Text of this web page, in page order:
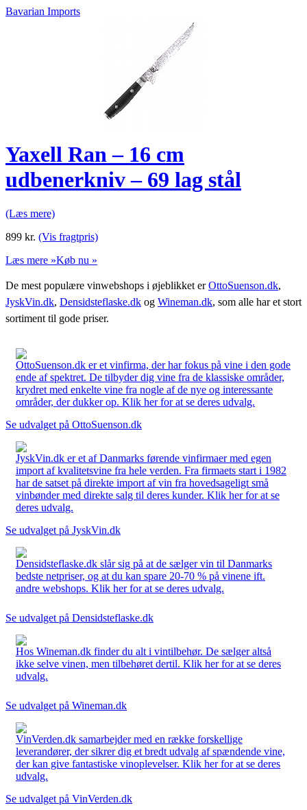
Bavarian Imports
Yaxell Ran – 16 cm
udbenerkniv – 69 lag stål
(Læs mere)
899 kr. (Vis fragtpris)
Læs mere »Køb nu »
De mest populære vinwebshops i øjeblikket erOttoSuenson.dk,
JyskVin.dk, Densidsteflaske.dk og Wineman.dk, som alle har et stort
sortiment til gode priser.
OttoSuenson.dk er et vinfirma, der har fokus på vine i den gode
ende af spektret. De tilbyder dig vine fra de klassiske områder,
krydret med enkelte vine fra nogle af de nye og interessante
områder, der dukker op. Klik her for at se deres udvalg.
Se udvalget på OttoSuenson.dk
JyskVin.dk er et af Danmarks førende vinfirmaer med egen
import af kvalitetsvine fra hele verden. Fra firmaets start i 1982
har de satset på direkte import af vin fra hovedsageligt små
vinbønder med direkte salg til deres kunder. Klik her for at se
deres udvalg.
Se udvalget på JyskVin.dk
Densidsteflaske.dk slår sig på at de sælger vin til Danmarks
bedste netpriser, og at du kan spare 20-70 % på vinene ift.
andre webshops. Klik her for at se deres udvalg.
Se udvalget på Densidsteflaske.dk
Hos Wineman.dk finder du alt i vintilbehør. De sælger altså
ikke selve vinen, men tilbehøret dertil. Klik her for at se deres
udvalg.
Se udvalget på Wineman.dk
VinVerden.dk samarbejder med en række forskellige
leverandører, der sikrer dig et bredt udvalg af spændende vine,
der kan give fantastiske vinoplevelser. Klik her for at se deres
udvalg.
Se udvalget på VinVerden.dk